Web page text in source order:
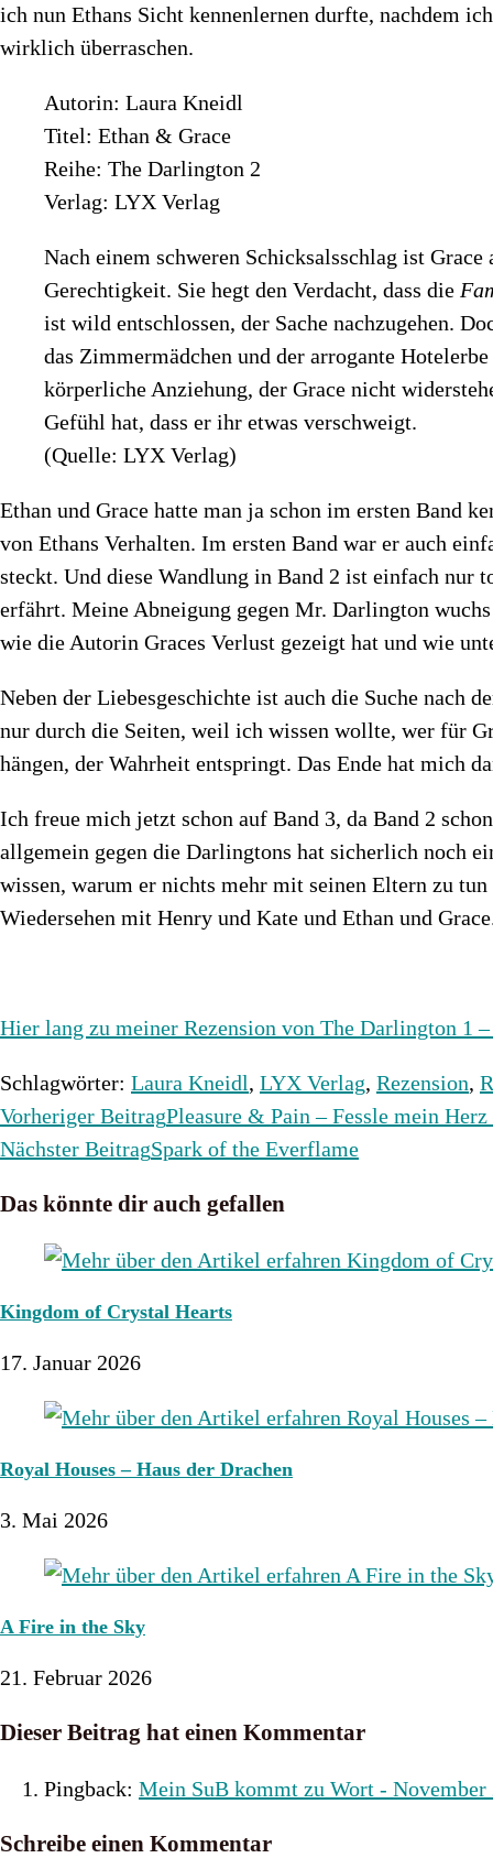
ich nun Ethans Sicht kennenlernen durfte, nachdem
wirklich überraschen.
Autorin: Laura Kneidl
Titel: Ethan & Grace
Reihe: The Darlington 2
Verlag: LYX Verlag
Nach einem schweren Schicksalsschlag ist
Gerechtigkeit. Sie hegt den Verdacht, dass die
ist wild entschlossen, der Sache nachzugehen.
das Zimmermädchen und der arrogante
körperliche Anziehung, der Grace nicht
Gefühl hat, dass er ihr etwas verschweigt.
(Quelle: LYX Verlag)
Ethan und Grace hatte man ja schon im ersten Band
von Ethans Verhalten. Im ersten Band war er auch
steckt. Und diese Wandlung in Band 2 ist einfach nur
erfährt. Meine Abneigung gegen Mr. Darlington
wie die Autorin Graces Verlust gezeigt hat und wie
Neben der Liebesgeschichte ist auch die Suche nach
nur durch die Seiten, weil ich wissen wollte, wer für
hängen, der Wahrheit entspringt. Das Ende hat mich
Ich freue mich jetzt schon auf Band 3, da Band 2
allgemein gegen die Darlingtons hat sicherlich noch
wissen, warum er nichts mehr mit seinen Eltern zu
Wiedersehen mit Henry und Kate und Ethan und
Hier lang zu meiner Rezension von The Darlington 1
Schlagwörter: Laura Kneidl, LYX Verlag, Rezension,
Weitere
Artikel
Vorheriger BeitragPleasure & Pain – Fessle mein
Nächster BeitragSpark of the Everflame
Das könnte dir auch gefallen
Kingdom of Crystal Hearts
17. Januar 2026
Royal Houses – Haus der Drachen
3. Mai 2026
A Fire in the Sky
21. Februar 2026
Dieser Beitrag hat einen Kommentar
Pingback: Mein SuB kommt zu Wort -
Schreibe einen Kommentar